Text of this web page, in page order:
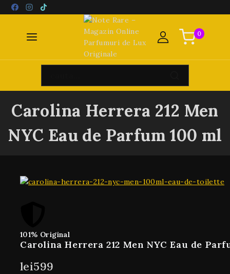
0
Carolina Herrera 212 Men
NYC Eau de Parfum 100 ml
101% Original
Carolina Herrera 212 Men NYC Eau de
lei599